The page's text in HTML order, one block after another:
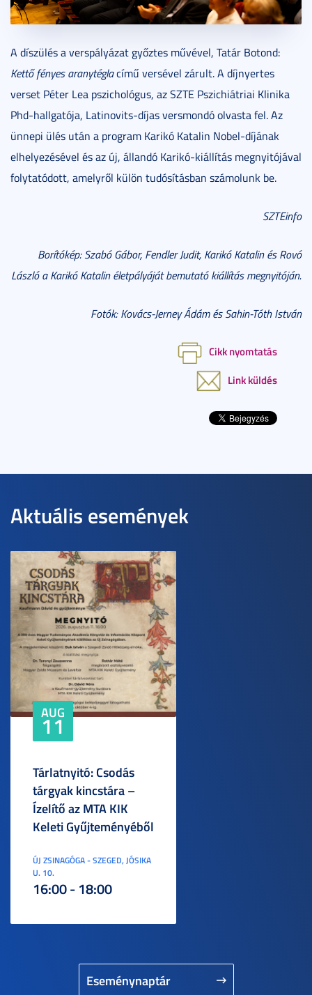
A díszülés a verspályázat győztes művével, Tatár Botond:
Kettő fényes aranytéglacímű versével zárult. A díjnyertes
verset Péter Lea pszichológus, az SZTE Pszichiátriai Klinika
Phd-hallgatója, Latinovits-díjas versmondó olvasta fel. Az
ünnepi ülés után a program Karikó Katalin Nobel-díjának
elhelyezésével és az új, állandó Karikó-kiállítás megnyitójával
folytatódott, amelyről külön tudósításban számolunk be.
SZTEinfo
Borítókép: Szabó Gábor, Fendler Judit, Karikó Katalin és Rovó
László a Karikó Katalin életpályáját bemutató kiállítás megnyitóján.
Fotók: Kovács-Jerney Ádám és Sahin-Tóth István
Cikk nyomtatás
Link küldés
Aktuális események
Eseménynaptár
AUG
11
Tárlatnyitó: Csodás
tárgyak kincstára –
Ízelítő az MTA KIK
Keleti Gyűjteményéből
ÚJ ZSINAGÓGA - SZEGED, JÓSIKA
U. 10.
16:00 - 18:00